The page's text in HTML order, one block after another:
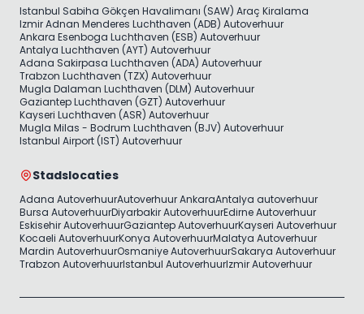
Istanbul Sabiha Gökçen Havalimanı (SAW) Araç Kiralama
Izmir Adnan Menderes Luchthaven (ADB) Autoverhuur
Ankara Esenboga Luchthaven (ESB) Autoverhuur
Antalya Luchthaven (AYT) Autoverhuur
Adana Sakirpasa Luchthaven (ADA) Autoverhuur
Trabzon Luchthaven (TZX) Autoverhuur
Mugla Dalaman Luchthaven (DLM) Autoverhuur
Gaziantep Luchthaven (GZT) Autoverhuur
Kayseri Luchthaven (ASR) Autoverhuur
Mugla Milas - Bodrum Luchthaven (BJV) Autoverhuur
Istanbul Airport (IST) Autoverhuur
Stadslocaties
Adana AutoverhuurAutoverhuur AnkaraAntalya autoverhuur
Bursa AutoverhuurDiyarbakir AutoverhuurEdirne Autoverhuur
Eskisehir AutoverhuurGaziantep AutoverhuurKayseri Autoverhuur
Kocaeli AutoverhuurKonya AutoverhuurMalatya Autoverhuur
Mardin AutoverhuurOsmaniye AutoverhuurSakarya Autoverhuur
Trabzon AutoverhuurIstanbul AutoverhuurIzmir Autoverhuur